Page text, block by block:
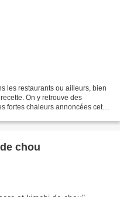
les restaurants ou ailleurs, bien
On y retrouve des
fortes chaleurs annoncées cette
chou